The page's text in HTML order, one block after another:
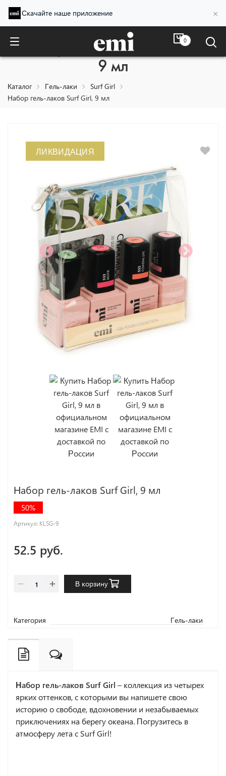
Скачайте наше приложение ×
0
Набор гель-лаков Surf Girl,
9 мл
Каталог Гель-лаки
Surf Girl
Набор гель-лаков Surf Girl, 9 мл
ЛИКВИДАЦИЯ
Набор гель-лаков Surf Girl, 9 мл
50%
Артикул: KLSG-9
52.5 руб.
В корзину
Категория Гель-лаки
Набор гель-лаков Surf Girl – коллекция из четырех
ярких оттенков, с которыми вы напишете свою
историю о свободе, вдохновении и незабываемых
приключениях на берегу океана. Погрузитесь в
атмосферу лета с Surf Girl!